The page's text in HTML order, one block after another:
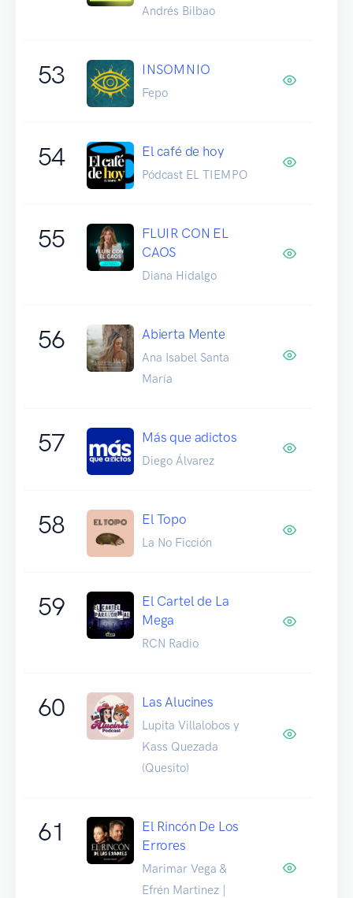
Andrés Bilbao
53 INSOMNIO
Fepo
54 El café de hoy
Pódcast EL TIEMPO
55
FLUIR CON EL
CAOS
Diana Hidalgo
56 Abierta Mente
Ana Isabel Santa
María
57 Más que adictos
Diego Álvarez
58 El Topo
La No Ficción
59
El Cartel de La
Mega
RCN Radio
60 Las Alucines
Lupita Villalobos y
Kass Quezada
(Quesito)
61
El Rincón De Los
Errores
Marimar Vega &
Efrén Martinez |